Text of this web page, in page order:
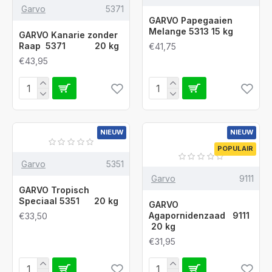
Garvo 5371
GARVO Kanarie zonder
Raap 5371 20 kg
€43,95
GARVO Papegaaien
Melange 5313 15 kg
€41,75
NIEUW
Garvo 5351
GARVO Tropisch
Speciaal 5351 20 kg
€33,50
NIEUW
POPULAIR
Garvo 9111
GARVO
Agapornidenzaad 9111
20 kg
€31,95